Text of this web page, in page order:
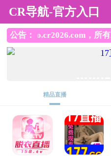
国产av影片
国产av影片 国产av影片概况
师资队伍